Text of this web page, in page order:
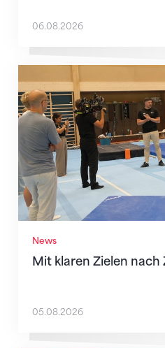
06.08.2026
News
Mit klaren Zielen nach
Mit klaren Zielen nach
05.08.2026